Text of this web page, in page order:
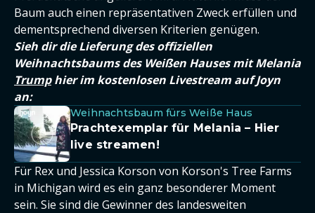
Baum auch einen repräsentativen Zweck erfüllen und
dementsprechend diversen Kriterien genügen.
Sieh dir die Lieferung des offiziellen
Weihnachtsbaums des Weißen Hauses mit Melania
Trumphier im kostenlosen Livestream auf Joyn
an:
Weihnachtsbaum fürs Weiße Haus
Prachtexemplar für Melania – Hier
live streamen!
Für Rex und Jessica Korson von Korson's Tree Farms
in Michigan wird es ein ganz besonderer Moment
sein. Sie sind die Gewinner des landesweiten